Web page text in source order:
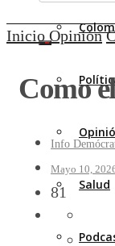
Salud
Inicio Opinión
Como
Info
Mayo 10,
81